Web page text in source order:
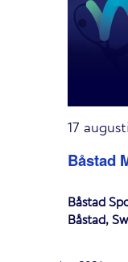
Båstad
17 augusti
Båstad
Båstad,